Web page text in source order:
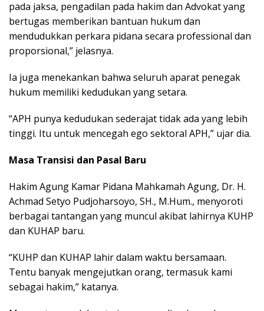
pada jaksa, pengadilan pada hakim dan Advokat yang
bertugas memberikan bantuan hukum dan
mendudukkan perkara pidana secara professional dan
proporsional,” jelasnya.
Ia juga menekankan bahwa seluruh aparat penegak
hukum memiliki kedudukan yang setara.
“APH punya kedudukan sederajat tidak ada yang lebih
tinggi. Itu untuk mencegah ego sektoral APH,” ujar dia.
Masa Transisi dan Pasal Baru
Hakim Agung Kamar Pidana Mahkamah Agung, Dr. H.
Achmad Setyo Pudjoharsoyo, SH., M.Hum., menyoroti
berbagai tantangan yang muncul akibat lahirnya KUHP
dan KUHAP baru.
“KUHP dan KUHAP lahir dalam waktu bersamaan.
Tentu banyak mengejutkan orang, termasuk kami
sebagai hakim,” katanya.